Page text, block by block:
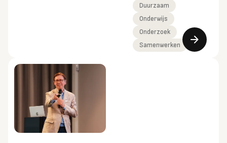
Duurzaam
Onderwijs
Onderzoek
Samenwerken